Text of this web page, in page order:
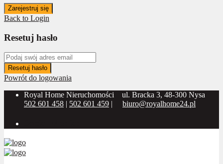
Zarejestruj się
Back to Login
Resetuj hasło
Resetuj hasło
Powrót do logowania
Royal Home Nieruchomości
ul. Bracka 3, 48-300 Nysa
502 601 458 | 502 601 459 | biuro@royalhome24.pl